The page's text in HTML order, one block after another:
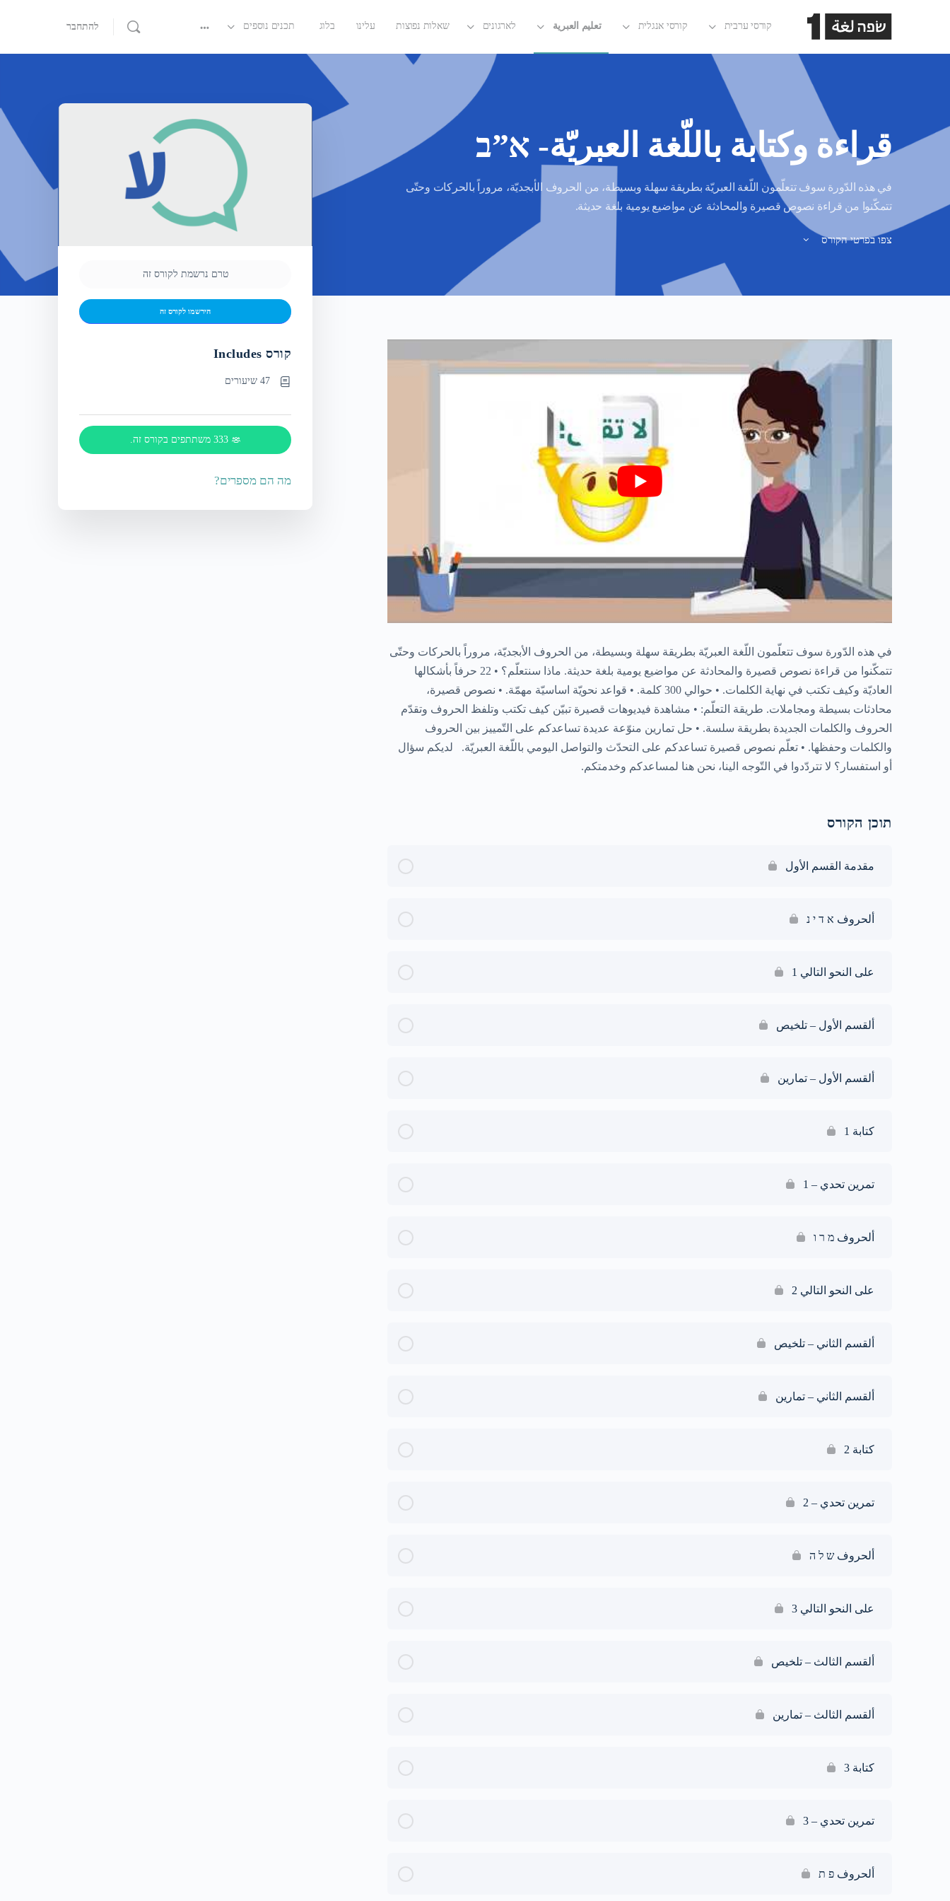
קורסי ערבית קורסי אנגלית تعليم العبرية לארגונים שאלות נפוצות עלינו בלוג תכנים נוספים להתחבר
قراءة وكتابة باللّغة العبريّة- א”ב
في هذه الدّورة سوف تتعلّمون اللّغة العبريّة بطريقة سهلة وبسيطة، من الحروف الأبجديّة، مروراً بالحركات وحتّى
تتمكّنوا من قراءة نصوص قصيرة والمحادثة عن مواضيع يومية بلغة حديثة.
צפו בפרטי הקורס
في هذه الدّورة سوف تتعلّمون اللّغة العبريّة بطريقة سهلة وبسيطة، من الحروف الأبجديّة، مروراً بالحركات وحتّى
تتمكّنوا من قراءة نصوص قصيرة والمحادثة عن مواضيع يومية بلغة حديثة. ماذا سنتعلّم؟ • 22 حرفاً بأشكالها
العاديّة وكيف تكتب في نهاية الكلمات. • حوالي 300 كلمة. • قواعد نحويّة اساسيّة مهمّة. • نصوص قصيرة،
محادثات بسيطة ومجاملات. طريقة التعلّم: • مشاهدة فيديوهات قصيرة تبيّن كيف تكتب وتلفظ الحروف وتقدّم
الحروف والكلمات الجديدة بطريقة سلسة. • حل تمارين منوّعة عديدة تساعدكم على التّمييز بين الحروف
والكلمات وحفظها. • تعلّم نصوص قصيرة تساعدكم على التحدّث والتواصل اليومي باللّغة العبريّة. لديكم سؤال
أو استفسار؟ لا تتردّدوا في التّوجه الينا، نحن هنا لمساعدكم وخدمتكم.
תוכן הקורס
مقدمة القسم الأول
ألحروف א ד י נ
على النحو التالي 1
ألقسم الأول – تلخيص
ألقسم الأول – تمارين
كتابة 1
تمرين تحدي – 1
ألحروف מ ר ו
على النحو التالي 2
ألقسم الثاني – تلخيص
ألقسم الثاني – تمارين
كتابة 2
تمرين تحدي – 2
ألحروف ש ל ה
على النحو التالي 3
ألقسم الثالث – تلخيص
ألقسم الثالث – تمارين
كتابة 3
تمرين تحدي – 3
ألحروف פ ת
טרם נרשמת לקורס זה
הירשמו לקורס זה
קורס Includes
47 שיעורים
333 משתתפים בקורס זה.
מה הם מספרים?